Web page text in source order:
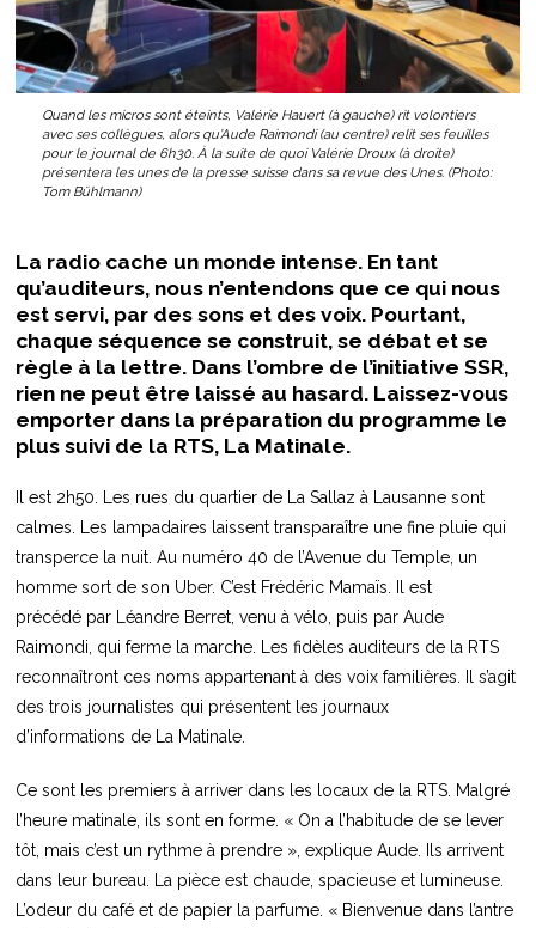
Quand les micros sont éteints, Valérie Hauert (à gauche) rit volontiers
avec ses collègues, alors qu’Aude Raimondi (au centre) relit ses feuilles
pour le journal de 6h30. À la suite de quoi Valérie Droux (à droite)
présentera les unes de la presse suisse dans sa revue des Unes. (Photo:
Tom Bühlmann)
La radio cache un monde intense. En tant
qu’auditeurs, nous n’entendons que ce qui nous
est servi, par des sons et des voix. Pourtant,
chaque séquence se construit, se débat et se
règle à la lettre. Dans l’ombre de l’initiative SSR,
rien ne peut être laissé au hasard. Laissez-vous
emporter dans la préparation du programme le
plus suivi de la RTS, La Matinale.
Il est 2h50. Les rues du quartier de La Sallaz à Lausanne sont
calmes. Les lampadaires laissent transparaître une fine pluie qui
transperce la nuit. Au numéro 40 de l’Avenue du Temple, un
homme sort de son Uber. C’est Frédéric Mamaïs. Il est
précédé par Léandre Berret, venu à vélo, puis par Aude
Raimondi, qui ferme la marche. Les fidèles auditeurs de la RTS
reconnaîtront ces noms appartenant à des voix familières. Il s’agit
des trois journalistes qui présentent les journaux
d’informations de La Matinale.
Ce sont les premiers à arriver dans les locaux de la RTS. Malgré
l’heure matinale, ils sont en forme. « On a l’habitude de se lever
tôt, mais c’est un rythme à prendre », explique Aude. Ils arrivent
dans leur bureau. La pièce est chaude, spacieuse et lumineuse.
L’odeur du café et de papier la parfume. « Bienvenue dans l’antre